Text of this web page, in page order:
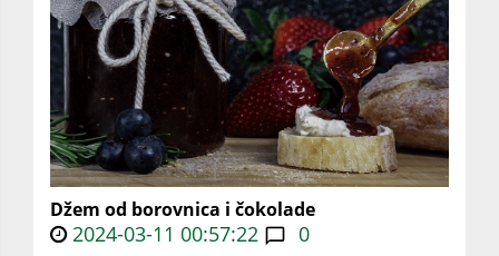
Džem od borovnica i čokolade
2024-03-11 00:57:22 0